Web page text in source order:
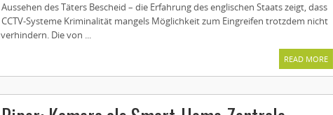
Aussehen des Täters Bescheid – die Erfahrung des englischen Staats zeigt, dass
CCTV-Systeme Kriminalität mangels Möglichkeit zum Eingreifen trotzdem nicht
verhindern. Die von ...
READ MORE